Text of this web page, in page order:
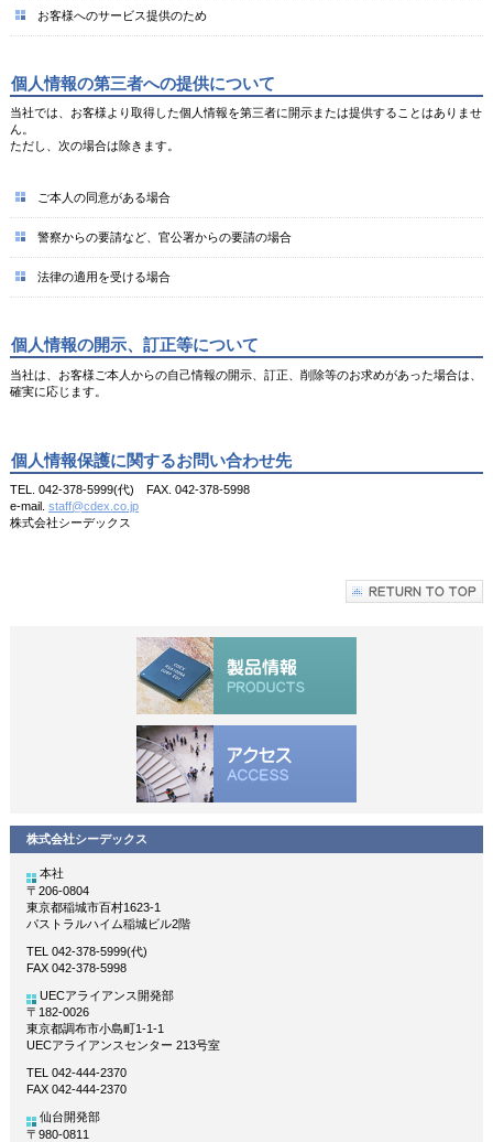
お客様へのサービス提供のため
個人情報の第三者への提供について
当社では、お客様より取得した個人情報を第三者に開示または提供することはありませ
ん。
ただし、次の場合は除きます。
ご本人の同意がある場合
警察からの要請など、官公署からの要請の場合
法律の適用を受ける場合
個人情報の開示、訂正等について
当社は、お客様ご本人からの自己情報の開示、訂正、削除等のお求めがあった場合は、
確実に応じます。
個人情報保護に関するお問い合わせ先
TEL. 042-378-5999(代) FAX. 042-378-5998
e-mail. staff@cdex.co.jp
株式会社シーデックス
株式会社シーデックス
本社
〒206-0804
東京都稲城市百村1623-1
パストラルハイム稲城ビル2階
TEL 042-378-5999(代)
FAX 042-378-5998
UECアライアンス開発部
〒182-0026
東京都調布市小島町1-1-1
UECアライアンスセンター 213号室
TEL 042-444-2370
FAX 042-444-2370
仙台開発部
〒980-0811